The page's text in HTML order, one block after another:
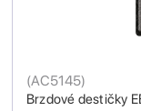
Brzdové destičky
(AC5145)